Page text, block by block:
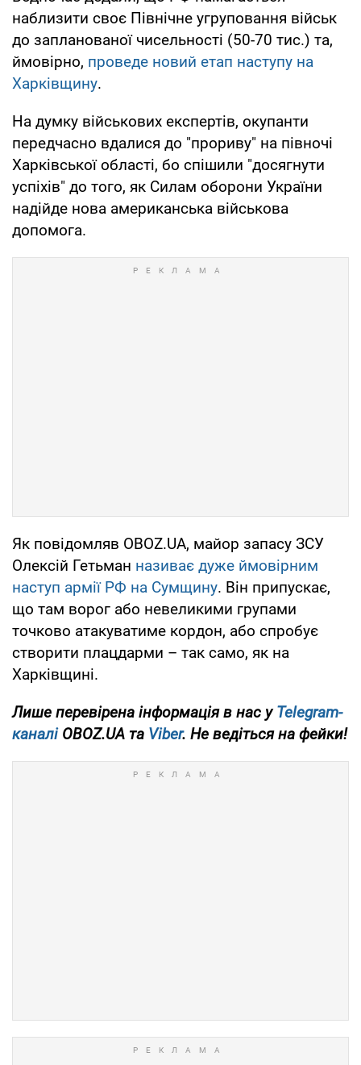
наблизити своє Північне угруповання військ
до запланованої чисельності (50-70 тис.) та,
ймовірно, проведе новий етап наступу на
Харківщину.
На думку військових експертів, окупанти
передчасно вдалися до "прориву" на півночі
Харківської області, бо спішили "досягнути
успіхів" до того, як Силам оборони України
надійде нова американська військова
допомога.
Як повідомляв OBOZ.UA, майор запасу ЗСУ
Олексій Гетьман називає дуже ймовірним
наступ армії РФ на Сумщину. Він припускає,
що там ворог або невеликими групами
точково атакуватиме кордон, або спробує
створити плацдарми – так само, як на
Харківщині.
Лише перевірена інформація в нас уTelegram-
каналіOBOZ.UA та Viber. Не ведіться на фейки!